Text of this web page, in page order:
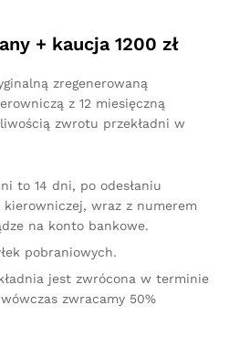
+ kaucja 1200 zł
zregenerowaną
z 12 miesięczną
zwrotu przekładni w
to 14 dni, po odesłaniu
kierowniczej, wraz z numerem
na konto bankowe.
pobraniowych.
jest zwrócona w terminie
zwracamy 50%